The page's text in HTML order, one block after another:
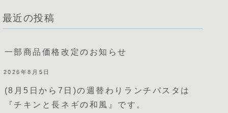
最近の投稿
一部商品価格改定のお知らせ
2026年8月5日
(8月5日から7日)の週替わりランチパスタは
『チキンと長ネギの和風』です。